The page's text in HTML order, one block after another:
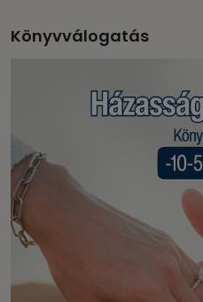
Könyvválogatás